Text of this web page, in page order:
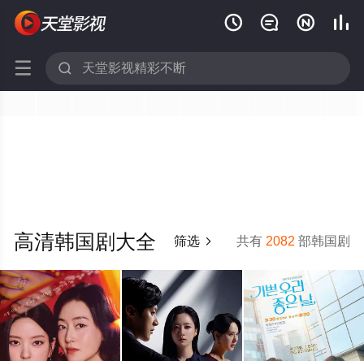
   
 
共有 2082 部韩国剧
高清韩国剧大全 筛选 